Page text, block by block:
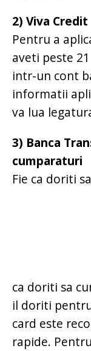
2) Viva Credit
Pentru a
aveti peste
intr-un cont
informatii
va lua
3) Banca
cumparaturi
Fie ca doriti
ca doriti sa
il doriti
card este
rapide.